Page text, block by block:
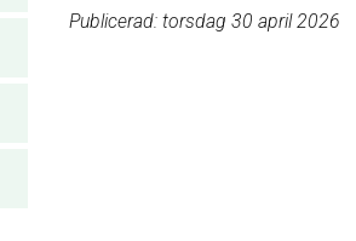
Publicerad:torsdag 30 april 2026